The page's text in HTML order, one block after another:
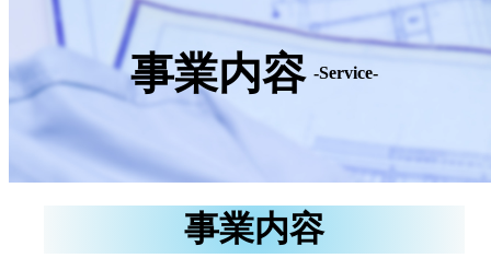
事業内容 -Service-
事業内容